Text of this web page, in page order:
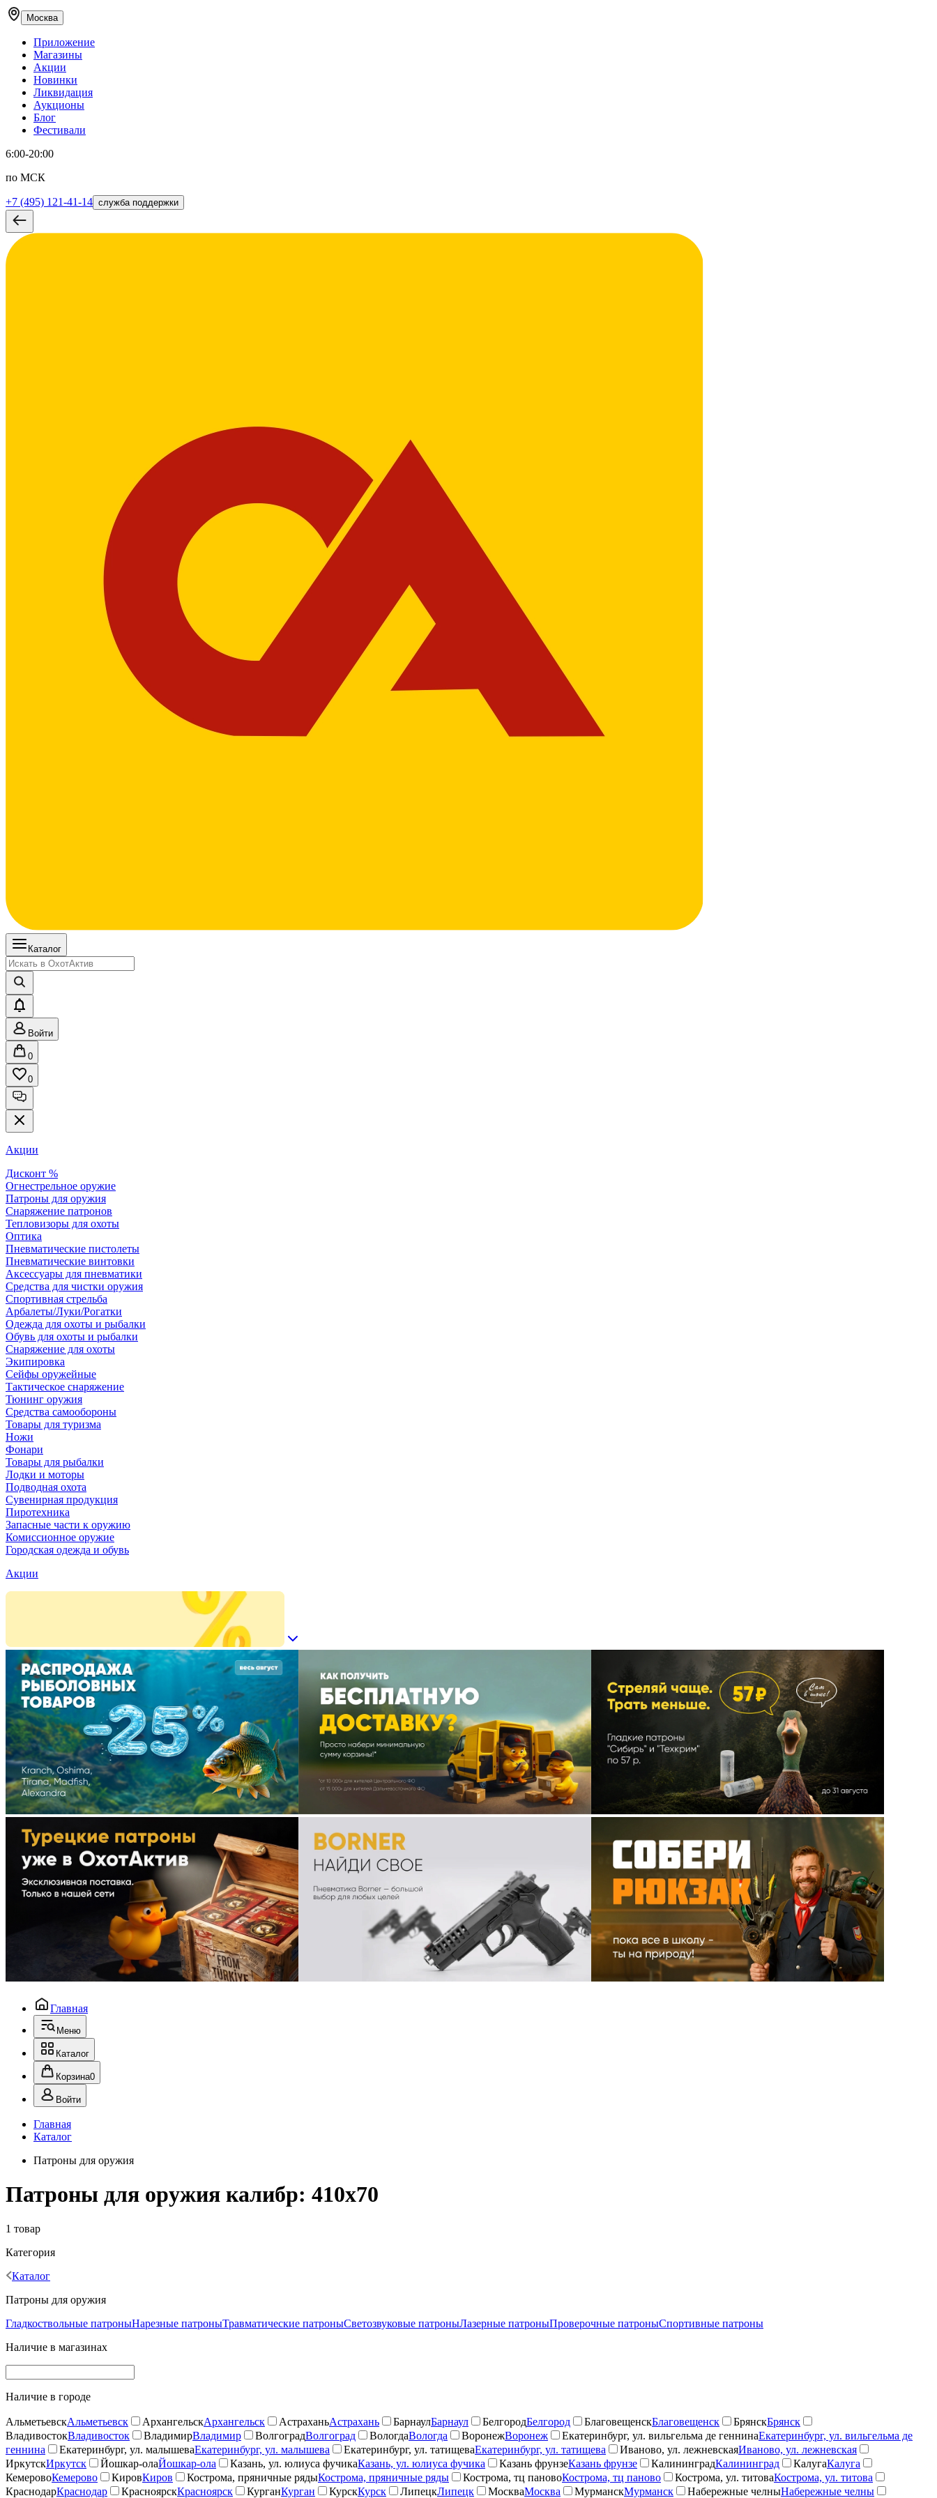
Москва
Приложение
Магазины
Акции
Новинки
Ликвидация
Аукционы
Блог
Фестивали
6:00-20:00
по МСК
+7 (495) 121-41-14 служба поддержки
Каталог
Войти
0
0
Акции
Дисконт %
Огнестрельное оружие
Патроны для оружия
Снаряжение патронов
Тепловизоры для охоты
Оптика
Пневматические пистолеты
Пневматические винтовки
Аксессуары для пневматики
Средства для чистки оружия
Спортивная стрельба
Арбалеты/Луки/Рогатки
Одежда для охоты и рыбалки
Обувь для охоты и рыбалки
Снаряжение для охоты
Экипировка
Сейфы оружейные
Тактическое снаряжение
Тюнинг оружия
Средства самообороны
Товары для туризма
Ножи
Фонари
Товары для рыбалки
Лодки и моторы
Подводная охота
Сувенирная продукция
Пиротехника
Запасные части к оружию
Комиссионное оружие
Городская одежда и обувь
Акции
Главная
Меню
Каталог
Корзина0
Войти
Главная
Каталог
Патроны для оружия
Патроны для оружия калибр: 410x70
1 товар
Категория
Каталог
Патроны для оружия
Гладкоствольные патроныНарезные патроныТравматические патроныСветозвуковые патроныЛазерные патроныПроверочные патроныСпортивные патроны
Наличие в магазинах
Наличие в городе
АльметьевскАльметьевск АрхангельскАрхангельск АстраханьАстрахань БарнаулБарнаул БелгородБелгород БлаговещенскБлаговещенск БрянскБрянск
ВладивостокВладивосток ВладимирВладимир ВолгоградВолгоград ВологдаВологда ВоронежВоронеж Екатеринбург, ул. вильгельма де геннинаЕкатеринбург, ул. вильгельма де
геннина
Екатеринбург, ул. малышеваЕкатеринбург, ул. малышева Екатеринбург, ул. татищеваЕкатеринбург, ул. татищева Иваново, ул. лежневскаяИваново, ул. лежневская
ИркутскИркутск Йошкар-олаЙошкар-ола Казань, ул. юлиуса фучикаКазань, ул. юлиуса фучика Казань фрунзеКазань фрунзе КалининградКалининград КалугаКалуга
КемеровоКемерово КировКиров Кострома, пряничные рядыКострома, пряничные ряды Кострома, тц пановоКострома, тц паново Кострома, ул. титоваКострома, ул. титова
КраснодарКраснодар КрасноярскКрасноярск КурганКурган КурскКурск ЛипецкЛипецк МоскваМосква МурманскМурманск Набережные челныНабережные челны